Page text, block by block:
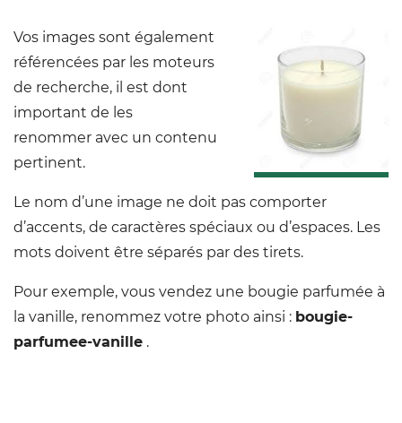
Vos images sont également
référencées par les moteurs
de recherche, il est dont
important de les
renommer avec un contenu
pertinent.
Le nom d’une image ne doit pas comporter
d’accents, de caractères spéciaux ou d’espaces. Les
mots doivent être séparés par des tirets.
Pour exemple, vous vendez une bougie parfumée à
la vanille, renommez votre photo ainsi : bougie-
parfumee-vanille .